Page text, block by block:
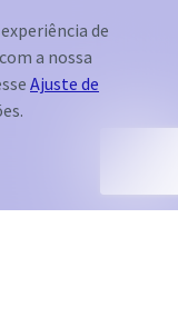
de
a nossa
Ajuste de